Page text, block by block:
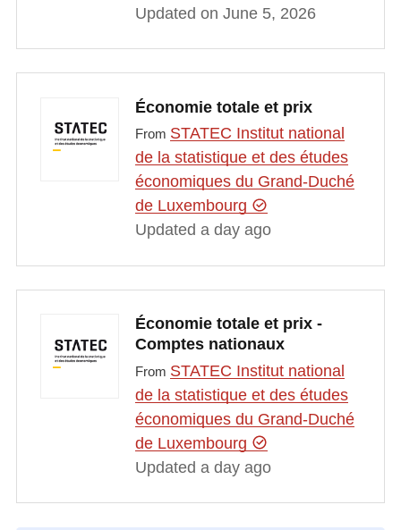
Updated on June 5, 2026
Économie totale et prix
From STATEC Institut national
de la statistique et des études
économiques du Grand-Duché
de Luxembourg
Updated a day ago
Économie totale et prix -
Comptes nationaux
From STATEC Institut national
de la statistique et des études
économiques du Grand-Duché
de Luxembourg
Updated a day ago